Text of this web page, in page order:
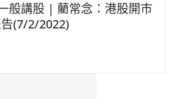
般講股 | 藺常念：港股開市
(7/2/2022)